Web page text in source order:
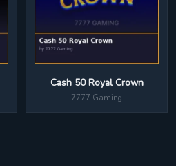
Cash 50 Royal Crown
7777 Gaming